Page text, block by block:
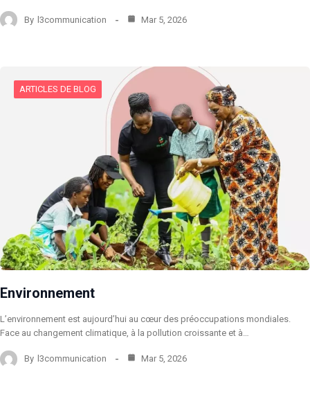
By l3communication Mar 5, 2026
ARTICLES DE BLOG
Environnement
L’environnement est aujourd’hui au cœur des préoccupations mondiales.
Face au changement climatique, à la pollution croissante et à…
By l3communication Mar 5, 2026